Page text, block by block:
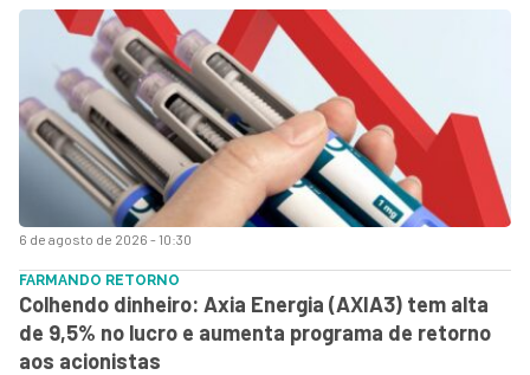
6 de agosto de 2026 - 10:30
FARMANDO RETORNO
Colhendo dinheiro: Axia Energia (AXIA3) tem alta
de 9,5% no lucro e aumenta programa de retorno
aos acionistas